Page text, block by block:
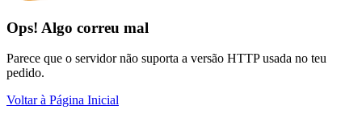
Ops! Algo correu mal
Parece que o servidor não suporta a versão HTTP usada no teu
pedido.
Voltar à Página Inicial